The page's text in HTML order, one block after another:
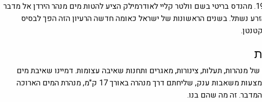
הגרסה הראשונה של הרעיון הזה מתחילה עוד ב-1937. מהנדס בריטי בשם וולטר קליי לאודרמילק הציע להטות מים מנהר הירדן אל מדבר
נשתל. בשנים הראשונות של ישראל כאומה חדשה הרעיון הזה הפך לבסיס
כוח הנדסי אדיר. אנחנו מדברים על 130 ק"מ של מנהרות, תעלות, צינורות, מאגרים ותחנות שאיבה עצומות. דמיינו שאיבת מים
מהכנרת, הרמתם ליותר מ-200 מטר מעל פני הים באמצעות משאבות ענק, שליחתם דרך מנהרה באורך 17 ק"מ, מנהרת המים הארוכה
זה מה שהם בנו.